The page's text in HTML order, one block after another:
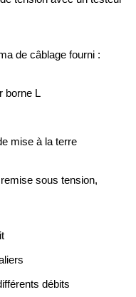
de câblage fourni :
borne L
mise à la terre
sous tension,
débits